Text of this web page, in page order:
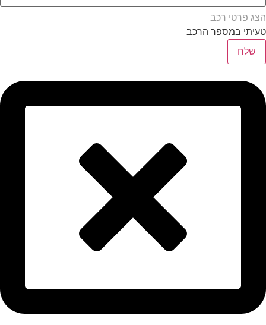
הצג פרטי רכב
טעיתי במספר הרכב
שלח